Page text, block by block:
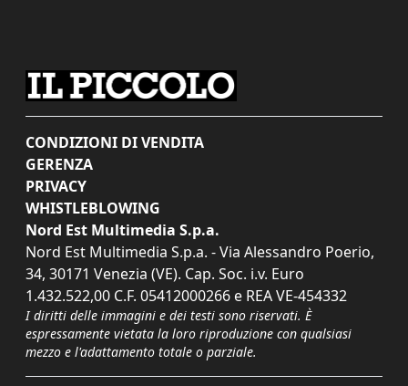
CONDIZIONI DI VENDITA
GERENZA
PRIVACY
WHISTLEBLOWING
Nord Est Multimedia S.p.a.
Nord Est Multimedia S.p.a. - Via Alessandro Poerio,
34, 30171 Venezia (VE). Cap. Soc. i.v. Euro
1.432.522,00 C.F. 05412000266 e REA VE-454332
I diritti delle immagini e dei testi sono riservati. È
espressamente vietata la loro riproduzione con qualsiasi
mezzo e l'adattamento totale o parziale.